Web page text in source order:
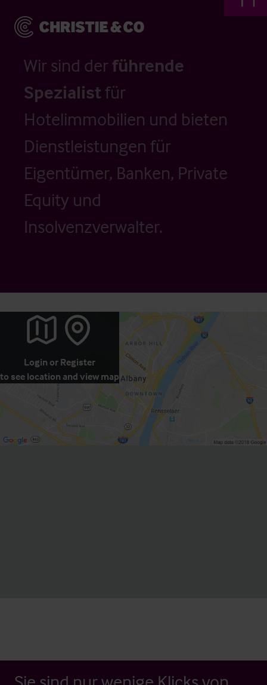
Wir sind der führende
Spezialistfür
Hotelimmobilien und bieten
Dienstleistungen für
Eigentümer, Banken, Private
Equity und
Insolvenzverwalter.
Login or Register
to see location and view map